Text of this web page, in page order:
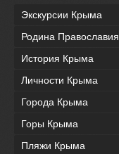
Экскурсии Крыма
Родина Православия
История Крыма
Личности Крыма
Города Крыма
Горы Крыма
Пляжи Крыма